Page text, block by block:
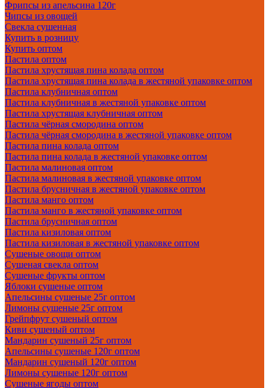
Фрипсы из апельсина 120г
Чипсы из овощей
Свекла сушенная
Купить в розницу
Купить оптом
Пастила оптом
Пастила хрустящая пина колада оптом
Пастила хрустящая пина колада в жестяной упаковке оптом
Пастила клубничная оптом
Пастила клубничная в жестяной упаковке оптом
Пастила хрустящая клубничная оптом
Пастила чёрная смородина оптом
Пастила чёрная смородина в жестяной упаковке оптом
Пастила пина колада оптом
Пастила пина колада в жестяной упаковке оптом
Пастила малиновая оптом
Пастила малиновая в жестяной упаковке оптом
Пастила брусничная в жестяной упаковке оптом
Пастила манго оптом
Пастила манго в жестяной упаковке оптом
Пастила брусничная оптом
Пастила кизиловая оптом
Пастила кизиловая в жестяной упаковке оптом
Сушеные овощи оптом
Сушеная свекла оптом
Сушеные фрукты оптом
Яблоки сушеные оптом
Апельсины сушеные 25г оптом
Лимоны сушеные 25г оптом
Грейпфрут сушеный оптом
Киви сушеный оптом
Мандарин сушеный 25г оптом
Апельсины сушеные 120г оптом
Мандарин сушеный 120г оптом
Лимоны сушеные 120г оптом
Сушеные ягоды оптом